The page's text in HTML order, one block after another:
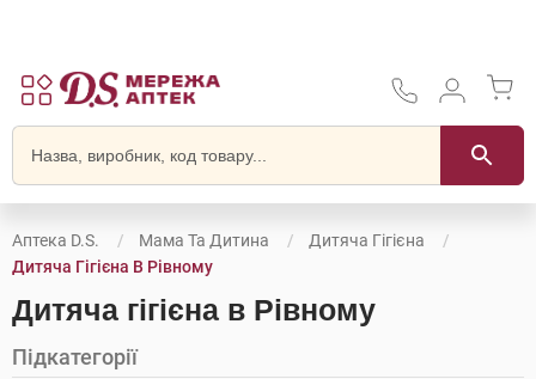
Аптека D.S. Мама Та Дитина
Дитяча Гігієна
Дитяча Гігієна В Рівному
Дитяча гігієна в Рівному
Підкатегорії